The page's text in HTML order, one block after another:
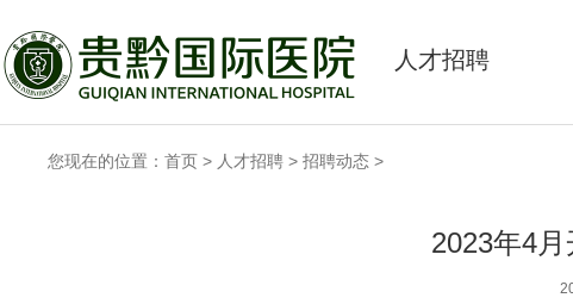
人才招聘
您现在的位置： 首页 > 人才招聘 > 招聘动态 >
2023年4